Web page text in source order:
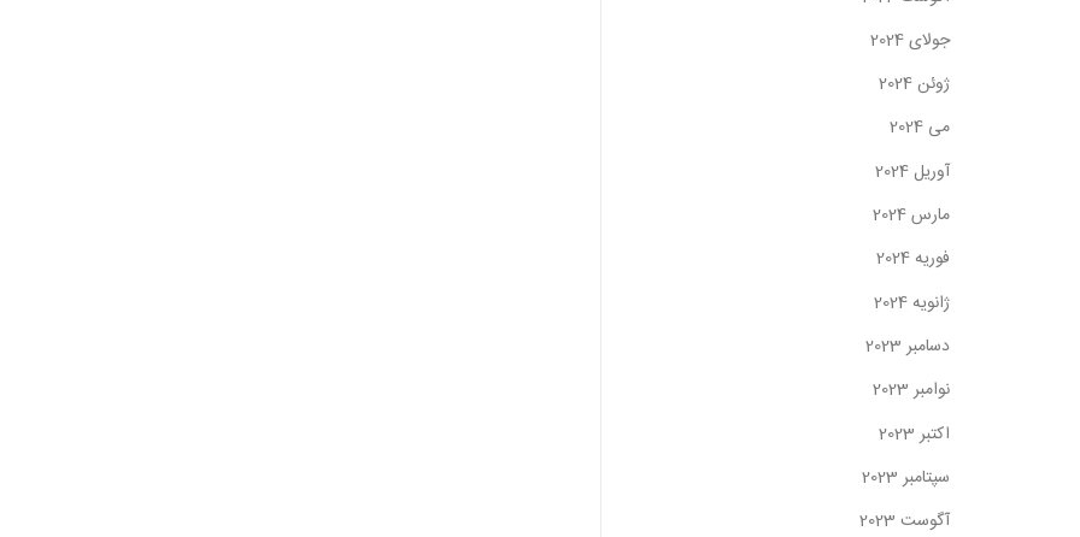
جولای 2024
ژوئن 2024
می 2024
آوریل 2024
مارس 2024
فوریه 2024
ژانویه 2024
دسامبر 2023
نوامبر 2023
اکتبر 2023
سپتامبر 2023
آگوست 2023